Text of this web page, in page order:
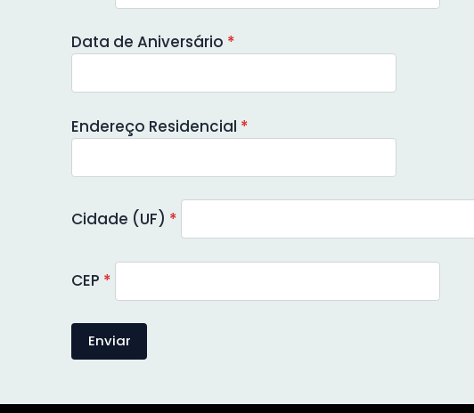
Data de Aniversário *
Endereço Residencial *
Cidade (UF) *
CEP *
Enviar